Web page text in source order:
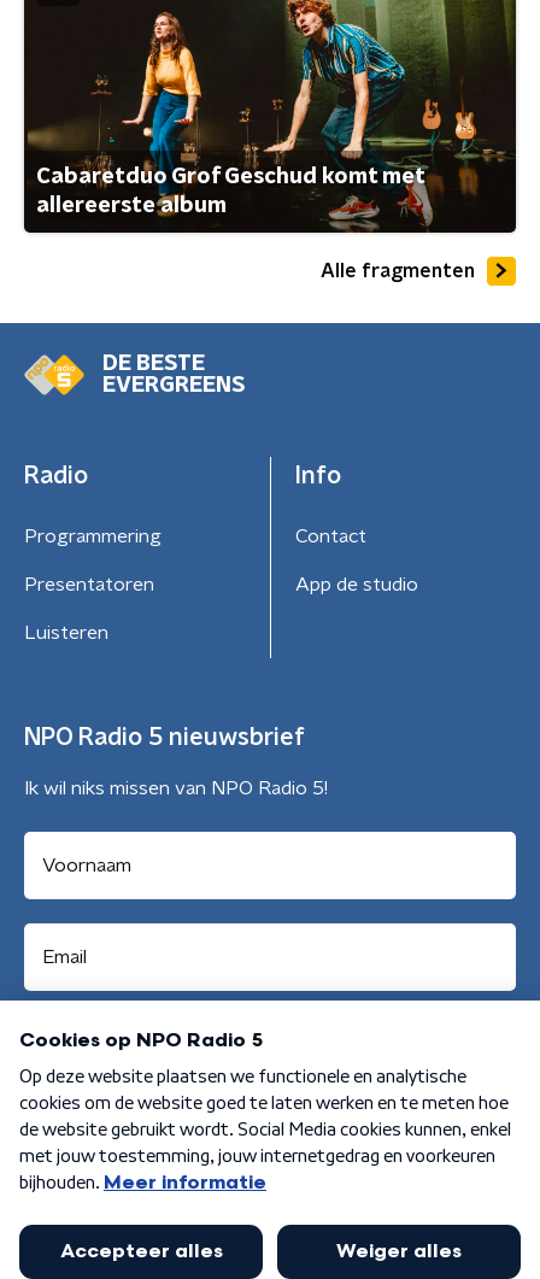
Cabaretduo Grof Geschud komt met
allereerste album
Alle fragmenten
DE BESTE
EVERGREENS
Radio
Programmering
Presentatoren
Luisteren
Info
Contact
App de studio
NPO Radio 5 nieuwsbrief
Ik wil niks missen van NPO Radio 5!
Aanmelden
Algemene voorwaarden